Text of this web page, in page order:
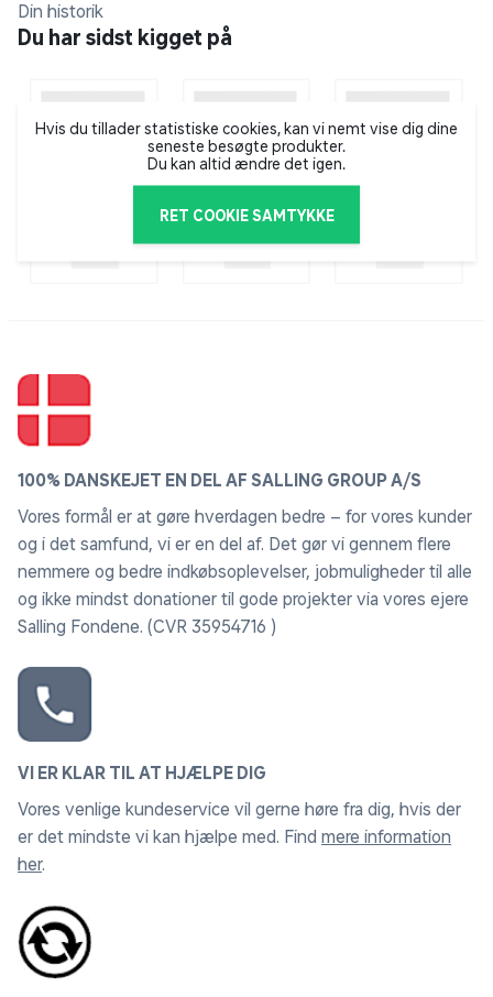
Din historik
Du har sidst kigget på
Hvis du tillader statistiske cookies, kan vi nemt vise dig dine
seneste besøgte produkter.
Du kan altid ændre det igen.
RET COOKIE SAMTYKKE
100% DANSKEJET EN DEL AF SALLING GROUP A/S
Vores formål er at gøre hverdagen bedre – for vores kunder
og i det samfund, vi er en del af. Det gør vi gennem flere
nemmere og bedre indkøbsoplevelser, jobmuligheder til alle
og ikke mindst donationer til gode projekter via vores ejere
Salling Fondene. (CVR 35954716 )
VI ER KLAR TIL AT HJÆLPE DIG
Vores venlige kundeservice vil gerne høre fra dig, hvis der
er det mindste vi kan hjælpe med. Find mere information
her.